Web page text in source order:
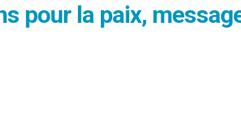
pour la paix,